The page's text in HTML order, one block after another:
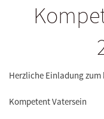
Herzliche Einladung
Kompetent Vatersein